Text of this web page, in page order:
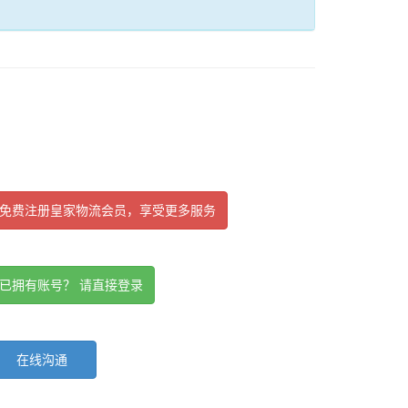
免费注册皇家物流会员，享受更多服务
已拥有账号？ 请直接登录
在线沟通